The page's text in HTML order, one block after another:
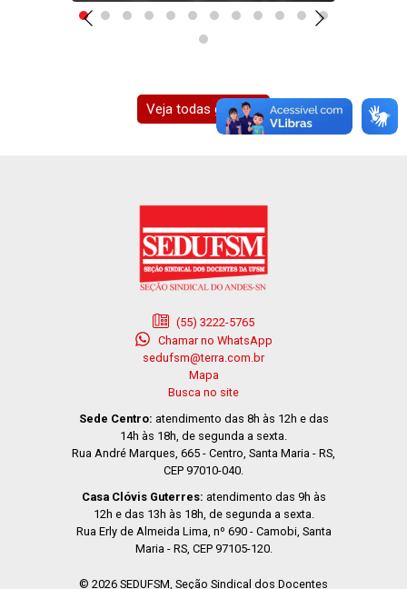
Veja todas galerias
(55) 3222-5765
Chamar no WhatsApp
sedufsm@terra.com.br
Mapa
Busca no site
Sede Centro: atendimento das 8h às 12h e das
14h às 18h, de segunda a sexta.
Rua André Marques, 665 - Centro, Santa Maria - RS,
CEP 97010-040.
Casa Clóvis Guterres: atendimento das 9h às
12h e das 13h às 18h, de segunda a sexta.
Rua Erly de Almeida Lima, nº 690 - Camobi, Santa
Maria - RS, CEP 97105-120.
© 2026 SEDUFSM, Seção Sindical dos Docentes